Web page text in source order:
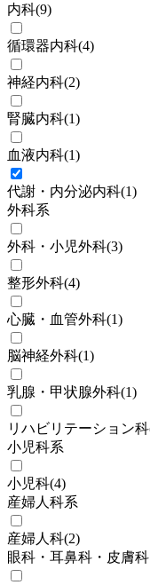
内科(9)
循環器内科(4)
神経内科(2)
腎臓内科(1)
血液内科(1)
代謝・内分泌内科(1)
外科系
外科・小児外科(3)
整形外科(4)
心臓・血管外科(1)
脳神経外科(1)
乳腺・甲状腺外科(1)
リハビリテーション科
小児科系
小児科(4)
産婦人科系
産婦人科(2)
眼科・耳鼻科・皮膚